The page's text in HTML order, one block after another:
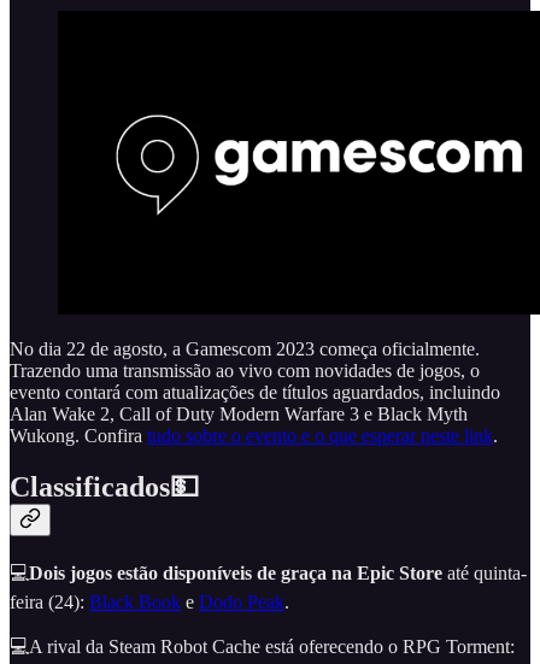
No dia 22 de agosto, a Gamescom 2023 começa oficialmente.
Trazendo uma transmissão ao vivo com novidades de jogos, o
evento contará com atualizações de títulos aguardados, incluindo
Alan Wake 2, Call of Duty Modern Warfare 3 e Black Myth
Wukong. Confira tudo sobre o evento e o que esperar neste link.
Classificados💵
💻Dois jogos estão disponíveis de graça na Epic Store até quinta-
feira (24): Black Book e Dodo Peak.
💻A rival da Steam Robot Cache está oferecendo o RPG Torment: